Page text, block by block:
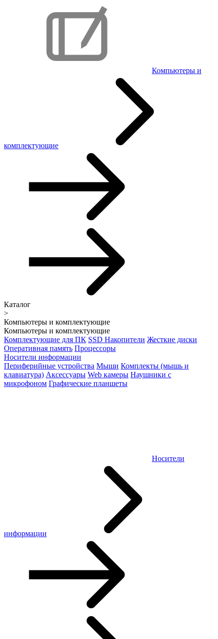
Компьютеры и
комплектующие
Каталог
>
Компьютеры и комплектующие
Компьютеры и комплектующие
Комплектующие для ПК SSD Накопители Жесткие диски
Оперативная память Процессоры
Носители информации
Периферийные устройства Мыши Комплекты (мышь и
клавиатура) Аксессуары Web камеры Наушники с
микрофоном Графические планшеты
Носители
информации